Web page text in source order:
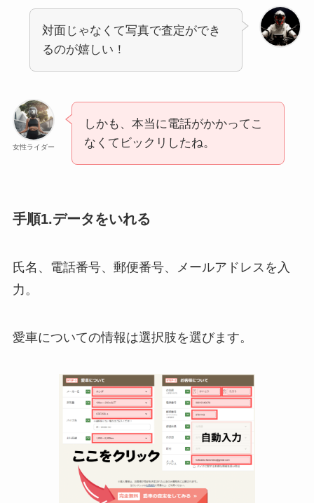
対面じゃなくて写真で査定ができ
るのが嬉しい！
女性ライダー
しかも、本当に電話がかかってこ
なくてビックリしたね。
手順1.データをいれる
氏名、電話番号、郵便番号、メールアドレスを入
力。
愛車についての情報は選択肢を選びます。